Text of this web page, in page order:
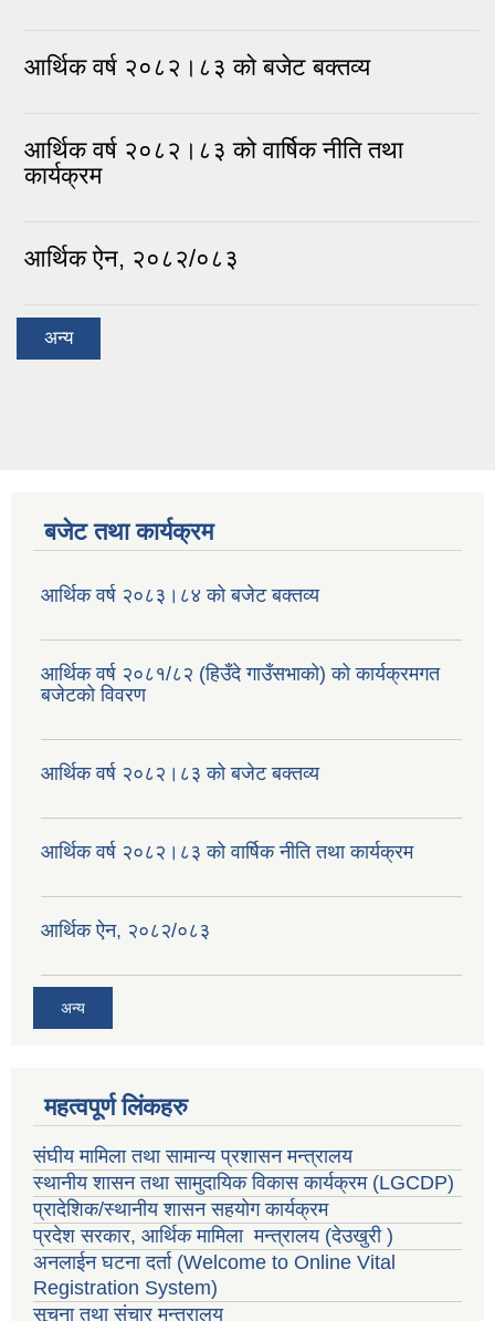
आर्थिक वर्ष २०८२।८३ को बजेट बक्तव्य
आर्थिक वर्ष २०८२।८३ को वार्षिक नीति तथा
कार्यक्रम
आर्थिक ऐन, २०८२/०८३
अन्य
बजेट तथा कार्यक्रम
आर्थिक वर्ष २०८३।८४ को बजेट बक्तव्य
आर्थिक वर्ष २०८१/८२ (हिउँदे गाउँसभाको) को कार्यक्रमगत
बजेटको विवरण
आर्थिक वर्ष २०८२।८३ को बजेट बक्तव्य
आर्थिक वर्ष २०८२।८३ को वार्षिक नीति तथा कार्यक्रम
आर्थिक ऐन, २०८२/०८३
अन्य
महत्वपूर्ण लिंकहरु
संघीय मामिला तथा सामान्य प्रशासन मन्त्रालय
स्थानीय शासन तथा सामुदायिक विकास कार्यक्रम (LGCDP)
प्रादेशिक/स्थानीय शासन सहयोग कार्यक्रम
प्रदेश सरकार, आर्थिक मामिला मन्त्रालय (देउखुरी )
अनलाईन घटना दर्ता (Welcome to Online Vital
Registration System)
सूचना तथा संचार मन्त्रालय